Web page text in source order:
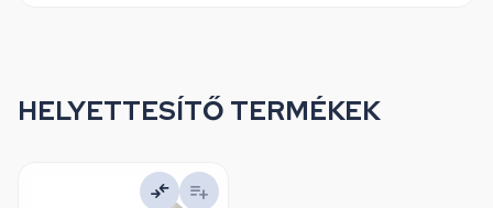
HELYETTESÍTŐ TERMÉKEK